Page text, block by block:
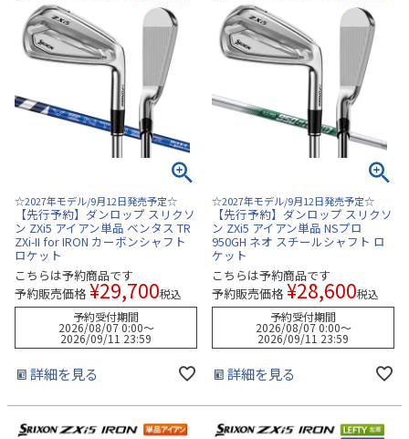
☆2027年モデル/9月12日発売予定☆
【先行予約】ダンロップ スリクソ
ン ZXi5 アイアン単品 ベンタス TR
ZXi-II for IRON カーボンシャフト
ロケット
こちらは予約商品です
予約販売価格 ¥29,700税込
予約受付期間
2026/08/07 0:00〜
2026/09/11 23:59
詳細を見る
☆2027年モデル/9月12日発売予定☆
【先行予約】ダンロップ スリクソ
ン ZXi5 アイアン単品 NSプロ
950GH ネオ スチールシャフト ロ
ケット
こちらは予約商品です
予約販売価格 ¥28,600税込
予約受付期間
2026/08/07 0:00〜
2026/09/11 23:59
詳細を見る